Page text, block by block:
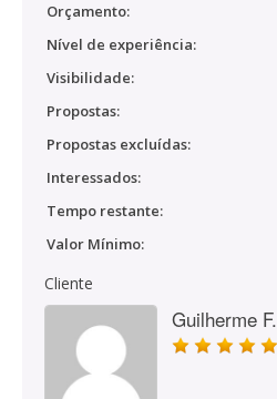
Orçamento:
Nível de experiência:
Visibilidade:
Propostas:
Propostas excluídas:
Interessados:
Tempo restante:
Valor Mínimo:
Cliente
Guilherme F.